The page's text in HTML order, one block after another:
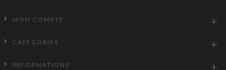
MON COMPTE
CATÉGORIES
INFORMATIONS